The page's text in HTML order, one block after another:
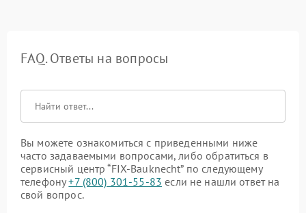
FAQ. Ответы на вопросы
Вы можете ознакомиться с приведенными ниже
часто задаваемыми вопросами, либо обратиться в
сервисный центр “FIX-Bauknecht” по следующему
телефону+7 (800) 301-55-83 если не нашли ответ на
свой вопрос.